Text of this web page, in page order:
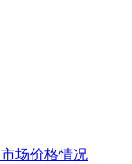
场价格情况